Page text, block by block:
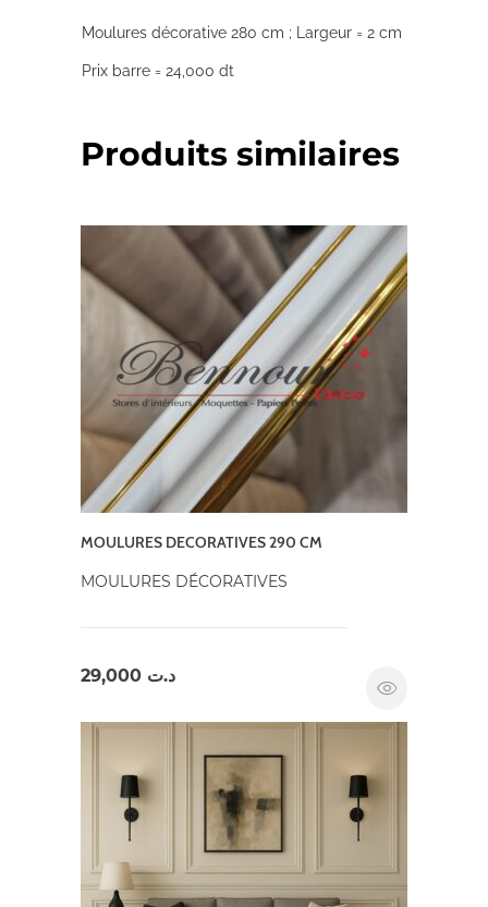
Moulures décorative 280 cm ; Largeur = 2 cm
Prix barre = 24,000 dt
Produits similaires
MOULURES DECORATIVES 290 CM
MOULURES DÉCORATIVES
د.ت